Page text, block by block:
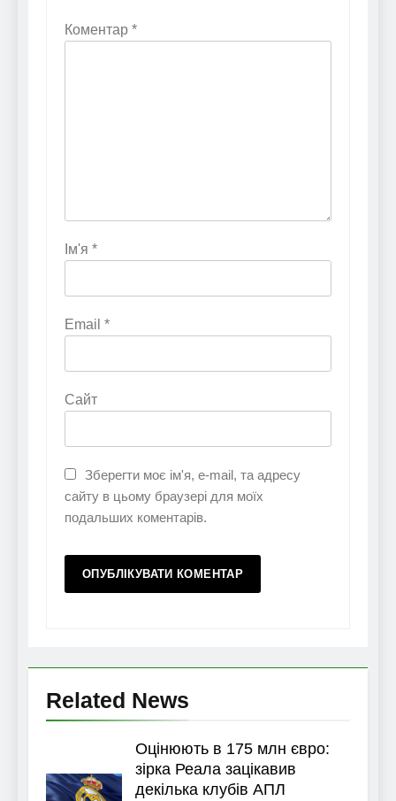
Коментар *
Ім'я *
Email *
Сайт
Зберегти моє ім'я, e-mail, та адресу
сайту в цьому браузері для моїх
подальших коментарів.
Related News
Оцінюють в 175 млн євро:
зірка Реала зацікавив
декілька клубів АПЛ